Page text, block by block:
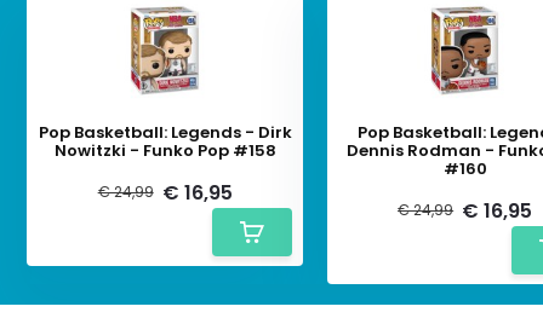
Pop Basketball: Legends - Dirk
Nowitzki - Funko Pop #158
€ 24,99 € 16,95
Pop Basketball:
Dennis Rodman -
#160
€ 24,99 € 16,95